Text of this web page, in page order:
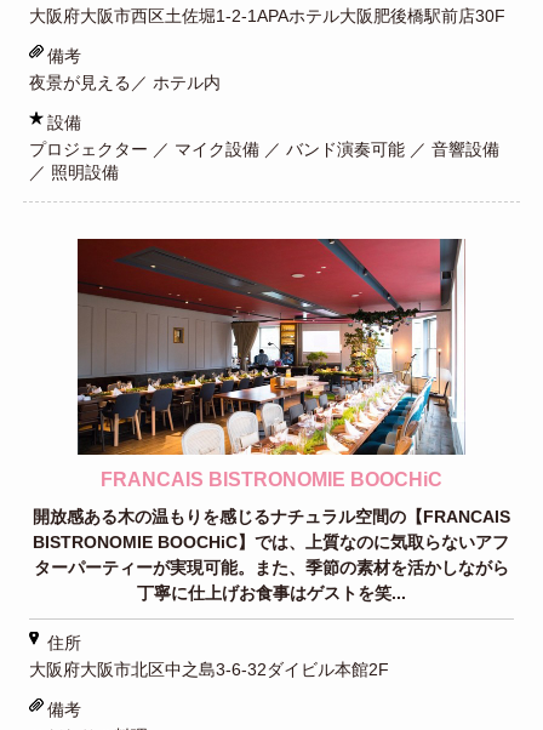
大阪府大阪市西区土佐堀1-2-1APAホテル大阪肥後橋駅前店30F
備考
夜景が見える／ ホテル内
設備
プロジェクター ／ マイク設備 ／ バンド演奏可能 ／ 音響設備
／ 照明設備
FRANCAIS BISTRONOMIE BOOCHiC
開放感ある木の温もりを感じるナチュラル空間の【FRANCAIS
BISTRONOMIE BOOCHiC】では、上質なのに気取らないアフ
ターパーティーが実現可能。また、季節の素材を活かしながら
丁寧に仕上げお食事はゲストを笑...
住所
大阪府大阪市北区中之島3-6-32ダイビル本館2F
備考